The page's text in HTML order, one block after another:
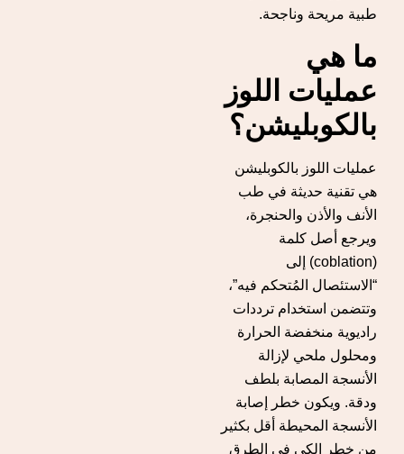
طبية مريحة وناجحة.
ما هي
عمليات اللوز
بالكوبليشن؟
عمليات اللوز بالكوبليشن
هي تقنية حديثة في طب
الأنف والأذن والحنجرة،
ويرجع أصل كلمة
(coblation) إلى
“الاستئصال المُتحكم فيه”،
وتتضمن استخدام ترددات
راديوية منخفضة الحرارة
ومحلول ملحي لإزالة
الأنسجة المصابة بلطف
ودقة. ويكون خطر إصابة
الأنسجة المحيطة أقل بكثير
من خطر الكي في الطرق